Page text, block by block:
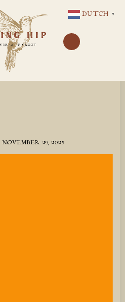
NAAR
DE
INHOUD
NOVEMBER 29, 2025
DUTCH ▼